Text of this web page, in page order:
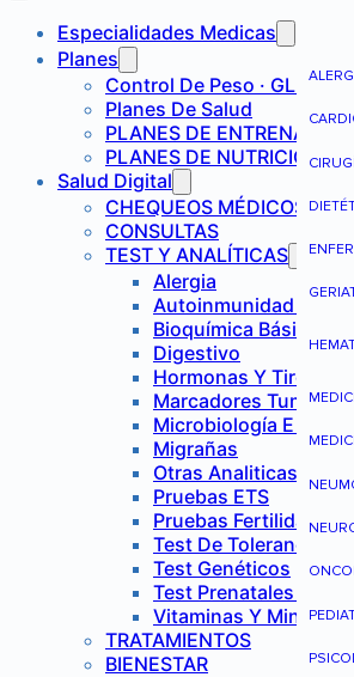
Especialidades Medicas
Planes
Control De Peso · GLP-1
Planes De Salud
PLANES DE
PLANES DE NUTRICIÓN
Salud Digital
CHEQUEOS MÉDICOS
CONSULTAS
TEST Y ANALÍTICAS
Alergia
Autoinmunidad Y
Bioquímica Básica
Digestivo
Hormonas Y Tiroides
Marcadores
Microbiología E
Migrañas
Otras Analiticas
Pruebas ETS
Pruebas Fertilidad
Test De Tolerancia
Test Genéticos
Test Prenatales No
Vitaminas Y Minerales
TRATAMIENTOS
BIENESTAR